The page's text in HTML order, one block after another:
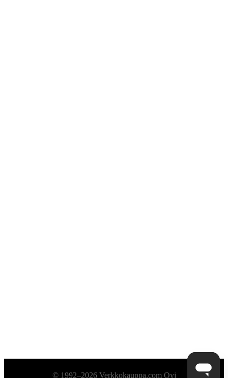
© 1992–2026 Verkkokauppa.com Oyj